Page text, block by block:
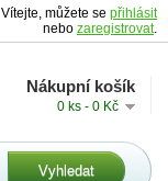
Vítejte, můžete se přihlásit
nebo zaregistrovat.
Nákupní košík
0 ks - 0 Kč